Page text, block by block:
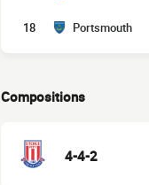
18 Portsmouth
Compositions
4-4-2